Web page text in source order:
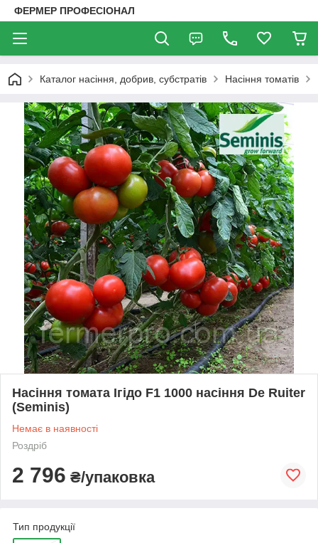
ФЕРМЕР ПРОФЕСІОНАЛ
Каталог насіння, добрив, субстратів Насіння томатів
Насіння томата Ігідо F1 1000 насіння De Ruiter
(Seminis)
Немає в наявності
Роздріб
2 796 ₴/упаковка
Тип продукції